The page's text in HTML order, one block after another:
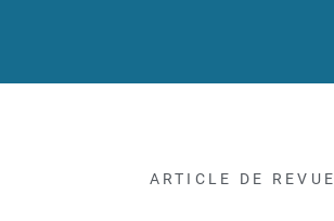
ARTICLE DE REVUE